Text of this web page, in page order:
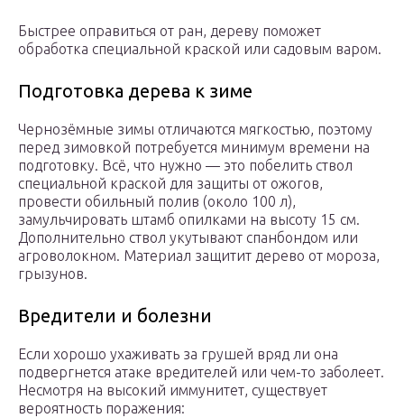
Быстрее оправиться от ран, дереву поможет
обработка специальной краской или садовым варом.
Подготовка дерева к зиме
Чернозёмные зимы отличаются мягкостью, поэтому
перед зимовкой потребуется минимум времени на
подготовку. Всё, что нужно — это побелить ствол
специальной краской для защиты от ожогов,
провести обильный полив (около 100 л),
замульчировать штамб опилками на высоту 15 см.
Дополнительно ствол укутывают спанбондом или
агроволокном. Материал защитит дерево от мороза,
грызунов.
Вредители и болезни
Если хорошо ухаживать за грушей вряд ли она
подвергнется атаке вредителей или чем-то заболеет.
Несмотря на высокий иммунитет, существует
вероятность поражения: